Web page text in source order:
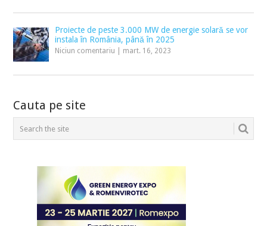
Proiecte de peste 3.000 MW de energie solară se vor
instala în România, până în 2025
Niciun comentariu mart. 16, 2023
Cauta pe site